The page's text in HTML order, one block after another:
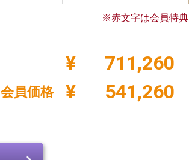
※赤文字は会員特典
¥ 711,260
会員価格 ¥ 541,260